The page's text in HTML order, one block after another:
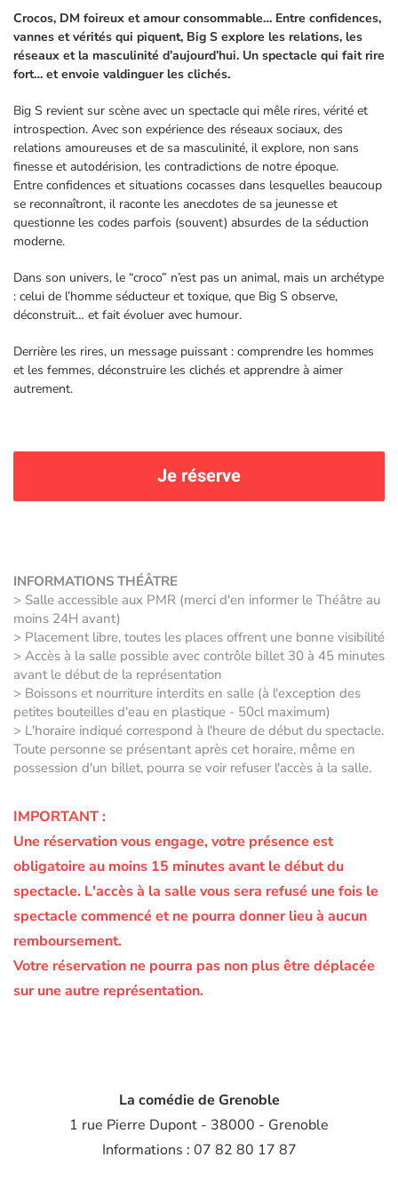
Crocos, DM foireux et amour consommable… Entre confidences,
vannes et vérités qui piquent, Big S explore les relations, les
réseaux et la masculinité d’aujourd’hui. Un spectacle qui fait rire
fort… et envoie valdinguer les clichés.
Big S revient sur scène avec un spectacle qui mêle rires, vérité et
introspection. Avec son expérience des réseaux sociaux, des
relations amoureuses et de sa masculinité, il explore, non sans
finesse et autodérision, les contradictions de notre époque.
Entre confidences et situations cocasses dans lesquelles beaucoup
se reconnaîtront, il raconte les anecdotes de sa jeunesse et
questionne les codes parfois (souvent) absurdes de la séduction
moderne.
Dans son univers, le “croco” n’est pas un animal, mais un archétype
: celui de l’homme séducteur et toxique, que Big S observe,
déconstruit… et fait évoluer avec humour.
Derrière les rires, un message puissant : comprendre les hommes
et les femmes, déconstruire les clichés et apprendre à aimer
autrement.
Je réserve
INFORMATIONS THÉÂTRE
> Salle accessible aux PMR (merci d'en informer le Théâtre au
moins 24H avant)
> Placement libre, toutes les places offrent une bonne visibilité
> Accès à la salle possible avec contrôle billet 30 à 45 minutes
avant le début de la représentation
> Boissons et nourriture interdits en salle (à l'exception des
petites bouteilles d'eau en plastique - 50cl maximum)
> L'horaire indiqué correspond à l'heure de début du spectacle.
Toute personne se présentant après cet horaire, même en
possession d'un billet, pourra se voir refuser l'accès à la salle.
IMPORTANT :
Une réservation vous engage, votre présence est
obligatoire au moins 15 minutes avant le début du
spectacle. L'accès à la salle vous sera refusé une fois le
spectacle commencé et ne pourra donner lieu à aucun
remboursement.
Votre réservation ne pourra pas non plus être déplacée
sur une autre représentation.
La comédie de Grenoble
1 rue Pierre Dupont - 38000 - Grenoble
Informations : 07 82 80 17 87